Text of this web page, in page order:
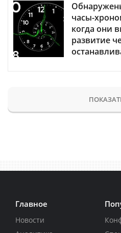
часы-
когда они
развитие
Главное
Новости